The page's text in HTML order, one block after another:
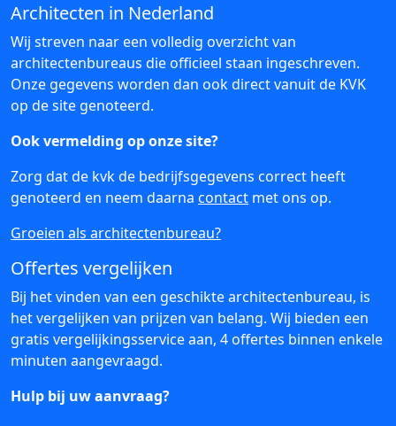
Architecten in Nederland
Wij streven naar een volledig overzicht van
architectenbureaus die officieel staan ingeschreven.
Onze gegevens worden dan ook direct vanuit de KVK
op de site genoteerd.
Ook vermelding op onze site?
Zorg dat de kvk de bedrijfsgegevens correct heeft
genoteerd en neem daarna contact met ons op.
Groeien als architectenbureau?
Offertes vergelijken
Bij het vinden van een geschikte architectenbureau, is
het vergelijken van prijzen van belang. Wij bieden een
gratis vergelijkingsservice aan, 4 offertes binnen enkele
minuten aangevraagd.
Hulp bij uw aanvraag?